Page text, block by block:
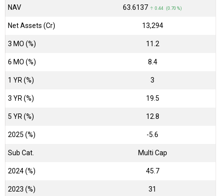
NAV ₹63.6137 ↑ 0.44 (0.70 %)
Net Assets (Cr) ₹13,294
3 MO (%) 11.2
6 MO (%) 8.4
1 YR (%) 3
3 YR (%) 19.5
5 YR (%) 12.8
2025 (%) -5.6
Sub Cat. Multi Cap
2024 (%) 45.7
2023 (%) 31